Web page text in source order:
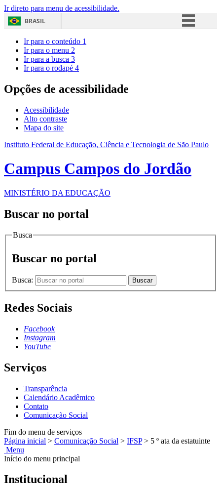
Ir direto para menu de acessibilidade.
BRASIL
Acesso à informação
Ir para o conteúdo 1
Ir para o menu 2
Ir para a busca 3
Ir para o rodapé 4
Opções de acessibilidade
Acessibilidade
Alto contraste
Mapa do site
Instituto Federal de Educação, Ciência e Tecnologia de São Paulo
Campus Campos do Jordão
MINISTÉRIO DA EDUCAÇÃO
Buscar no portal
Busca
Buscar no portal
Busca: Buscar
Redes Sociais
Facebook
Instagram
YouTube
Serviços
Transparência
Calendário Acadêmico
Contato
Comunicação Social
Fim do menu de serviços
Página inicial > Comunicação Social > IFSP > 5 º ata da estatuinte
Menu
Início do menu principal
Institucional